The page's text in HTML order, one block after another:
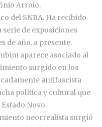
Arroio.
del SNBA. Ha recibido
de exposiciones
de año. a presente.
aparece asociado al
surgido en los
antifascista
política y cultural que
Novo.
neorrealista surgió